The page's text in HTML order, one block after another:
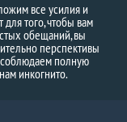
все усилия и
того, чтобы вам
обещаний, вы
перспективы
соблюдаем полную
инкогнито.